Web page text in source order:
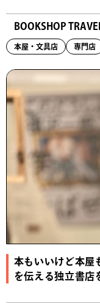
BOOKSHOP
本屋・文具店 専門店
本もいいけど本屋
を伝える独立書店